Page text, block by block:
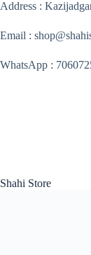
Skip
content
Address :
Email :
WhatsApp :
Shahi Store